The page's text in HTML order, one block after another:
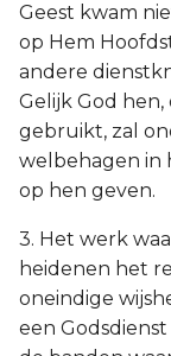
Geest kwam
op Hem
andere
Gelijk God hen,
gebruikt, zal
welbehagen in
op hen geven.
3. Het werk
heidenen het
oneindige
een